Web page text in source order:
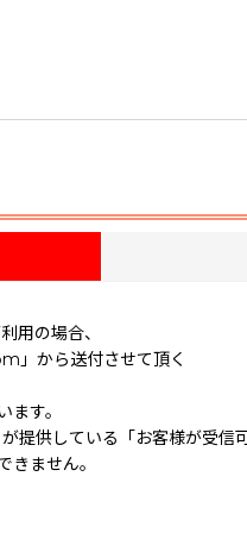
用の場合、
」から送付させて頂く
す。
供している「お客様が受信可
ません。